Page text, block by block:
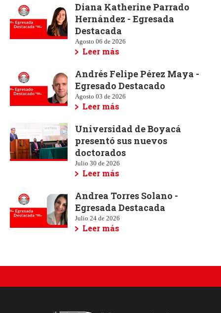
Diana Katherine Parrado
Hernández - Egresada
Destacada
Agosto 06 de 2026
Leer más
Andrés Felipe Pérez Maya -
Egresado Destacado
Agosto 03 de 2026
Leer más
Universidad de Boyacá
presentó sus nuevos
doctorados
Julio 30 de 2026
Leer más
Andrea Torres Solano -
Egresada Destacada
Julio 24 de 2026
Leer más